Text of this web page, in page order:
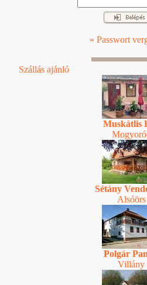
» Passwort
Szállás ajánló
Muskátlis
Sétány
Alsóörs
Polgár
Villány